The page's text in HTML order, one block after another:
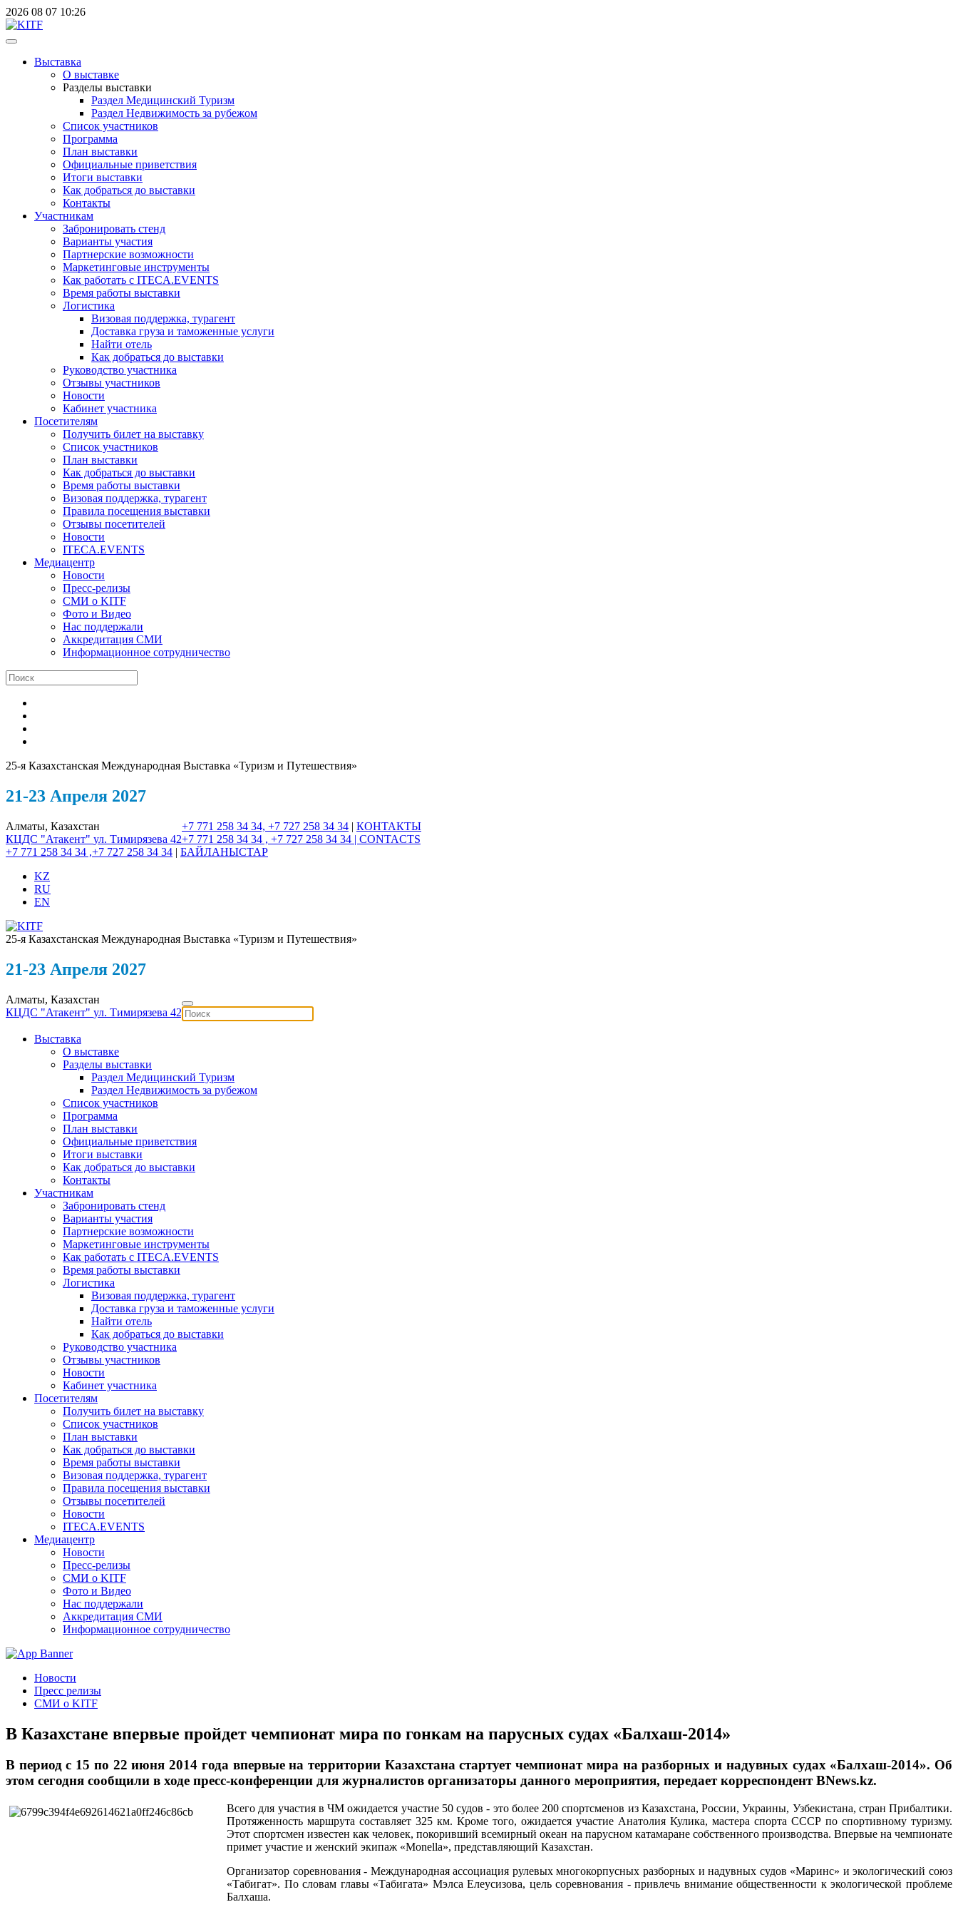
2026 08 07 10:26
Выставка
О выставке
Разделы выставки
Раздел Медицинский Туризм
Раздел Недвижимость за рубежом
Список участников
Программа
План выставки
Официальные приветствия
Итоги выставки
Как добраться до выставки
Контакты
Участникам
Забронировать стенд
Варианты участия
Партнерские возможности
Маркетинговые инструменты
Как работать с ITECA.EVENTS
Время работы выставки
Логистика
Визовая поддержка, турагент
Доставка груза и таможенные услуги
Найти отель
Как добраться до выставки
Руководство участника
Отзывы участников
Новости
Кабинет участника
Посетителям
Получить билет на выставку
Список участников
План выставки
Как добраться до выставки
Время работы выставки
Визовая поддержка, турагент
Правила посещения выставки
Отзывы посетителей
Новости
ITECA.EVENTS
Медиацентр
Новости
Пресс-релизы
СМИ о KITF
Фото и Видео
Нас поддержали
Аккредитация СМИ
Информационное сотрудничество
25-я Казахстанская Международная Выставка «Туризм и Путешествия»
21-23 Апреля 2027
Алматы, Казахстан
КЦДС "Атакент" ул. Тимирязева 42
+7 771 258 34 34, +7 727 258 34 34 | КОНТАКТЫ
+7 771 258 34 34 , +7 727 258 34 34 | CONTACTS
+7 771 258 34 34 ,+7 727 258 34 34 | БАЙЛАНЫСТАР
KZ
RU
EN
25-я Казахстанская Международная Выставка «Туризм и Путешествия»
21-23 Апреля 2027
Алматы, Казахстан
КЦДС "Атакент" ул. Тимирязева 42
Выставка
О выставке
Разделы выставки
Раздел Медицинский Туризм
Раздел Недвижимость за рубежом
Список участников
Программа
План выставки
Официальные приветствия
Итоги выставки
Как добраться до выставки
Контакты
Участникам
Забронировать стенд
Варианты участия
Партнерские возможности
Маркетинговые инструменты
Как работать с ITECA.EVENTS
Время работы выставки
Логистика
Визовая поддержка, турагент
Доставка груза и таможенные услуги
Найти отель
Как добраться до выставки
Руководство участника
Отзывы участников
Новости
Кабинет участника
Посетителям
Получить билет на выставку
Список участников
План выставки
Как добраться до выставки
Время работы выставки
Визовая поддержка, турагент
Правила посещения выставки
Отзывы посетителей
Новости
ITECA.EVENTS
Медиацентр
Новости
Пресс-релизы
СМИ о KITF
Фото и Видео
Нас поддержали
Аккредитация СМИ
Информационное сотрудничество
Новости
Пресс релизы
СМИ о KITF
В Казахстане впервые пройдет чемпионат мира по гонкам на парусных судах «Балхаш-2014»
В период с 15 по 22 июня 2014 года впервые на территории Казахстана стартует чемпионат мира на разборных и надувных судах «Балхаш-2014». Об
этом сегодня сообщили в ходе пресс-конференции для журналистов организаторы данного мероприятия, передает корреспондент BNews.kz.
Всего для участия в ЧМ ожидается участие 50 судов - это более 200 спортсменов из Казахстана, России, Украины, Узбекистана, стран Прибалтики.
Протяженность маршрута составляет 325 км. Кроме того, ожидается участие Анатолия Кулика, мастера спорта СССР по спортивному туризму.
Этот спортсмен известен как человек, покоривший всемирный океан на парусном катамаране собственного производства. Впервые на чемпионате
примет участие и женский экипаж «Monella», представляющий Казахстан.
Организатор соревнования - Международная ассоциация рулевых многокорпусных разборных и надувных судов «Маринс» и экологический союз
«Табигат». По словам главы «Табигата» Мэлса Елеусизова, цель соревнования - привлечь внимание общественности к экологической проблеме
Балхаша.